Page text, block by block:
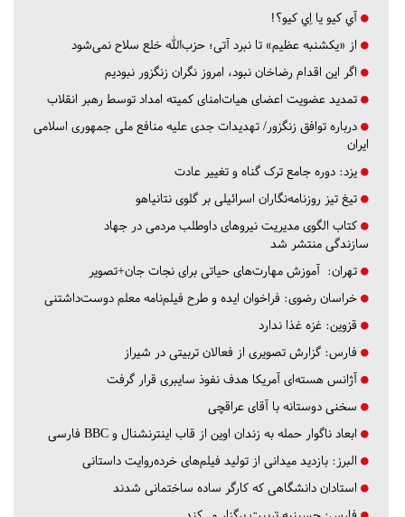
آي كيو يا اِي كيو؟!
از «یکشنبه عظیم» تا نبرد آتی؛ حزب‌الله خلع سلاح نمی‌شود
اگر این اقدام رضاخان نبود، امروز نگران زنگزور نبودیم
تمدید عضویت اعضای هیات‌امنای کمیته امداد توسط رهبر انقلاب
درباره توافق زنگزور/ تهدیدات جدی علیه منافع ملی جمهوری اسلامی
ایران
یزد: دوره جامع ترک گناه و تغییر عادت
تیغ تیز روزنامه‌نگاران اسرائیلی بر گلوی نتانیاهو
کتاب الگوی مدیریت نیروهای داوطلب مردمی در جهاد
سازندگی منتشر شد
تهران: آموزش مهارت‌های حیاتی برای نجات جان+تصویر
خراسان رضوی: فراخوان ایده و طرح فیلم‌نامه معلم دوست‌داشتنی
قزوین: غزه غذا ندارد
فارس: گزارش تصویری از فعالان تربیتی در شیراز
آژانس هسته‌ای آمریکا هدف نفوذ سایبری قرار گرفت
سخنی دوستانه با آقای عراقچی
ابعاد ناگوار حمله به زندان اوین از قاب اینترنشنال و BBC فارسی
البرز: بازدید میدانی از تولید فیلم‌های خرده‌روایت داستانی
استادان دانشگاهی که کارگر ساده ساختمانی شدند